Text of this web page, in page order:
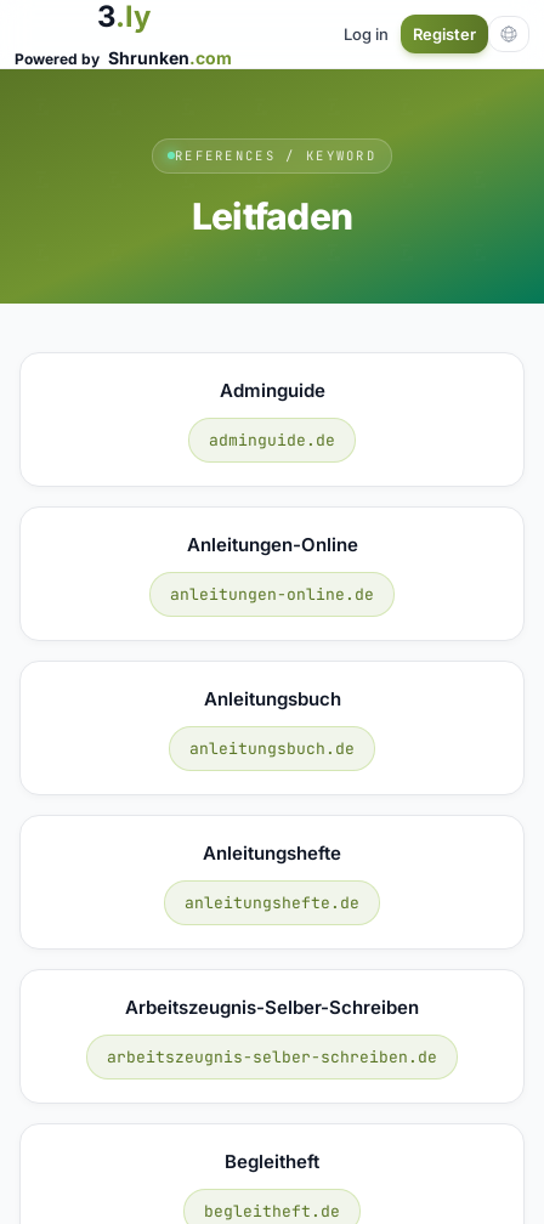
3.ly
Powered by Shrunken.com
Log in Register
REFERENCES / KEYWORD
Leitfaden
Adminguide
adminguide.de
Anleitungen-Online
anleitungen-online.de
Anleitungsbuch
anleitungsbuch.de
Anleitungshefte
anleitungshefte.de
Arbeitszeugnis-Selber-Schreiben
arbeitszeugnis-selber-schreiben.de
Begleitheft
begleitheft.de